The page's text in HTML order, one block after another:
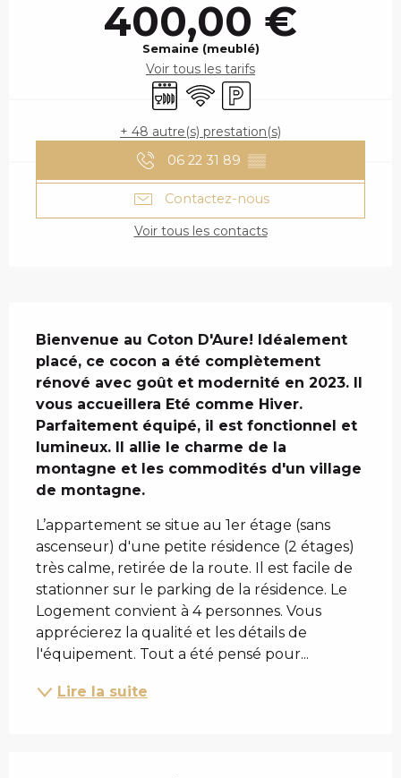
400,00 €
Semaine (meublé)
Voir tous les tarifs
Lave vaisselle
WiFi Parking
+ 48 autre(s) prestation(s)
06 22 31 89 ▒▒
Contactez-nous
Voir tous les contacts
Bienvenue au Coton D'Aure! Idéalement
placé, ce cocon a été complètement
rénové avec goût et modernité en 2023. Il
vous accueillera Eté comme Hiver.
Parfaitement équipé, il est fonctionnel et
lumineux. Il allie le charme de la
montagne et les commodités d'un village
de montagne.
L’appartement se situe au 1er étage (sans
ascenseur) d'une petite résidence (2 étages)
très calme, retirée de la route. Il est facile de
stationner sur le parking de la résidence. Le
Logement convient à 4 personnes. Vous
apprécierez la qualité et les détails de
l'équipement. Tout a été pensé pour...
Lire la suite